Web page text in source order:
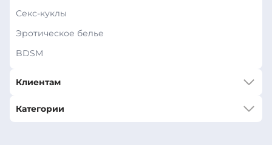
Секс-куклы
Эротическое белье
BDSM
Клиентам
Категории